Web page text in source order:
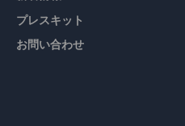
プレスキット
お問い合わせ